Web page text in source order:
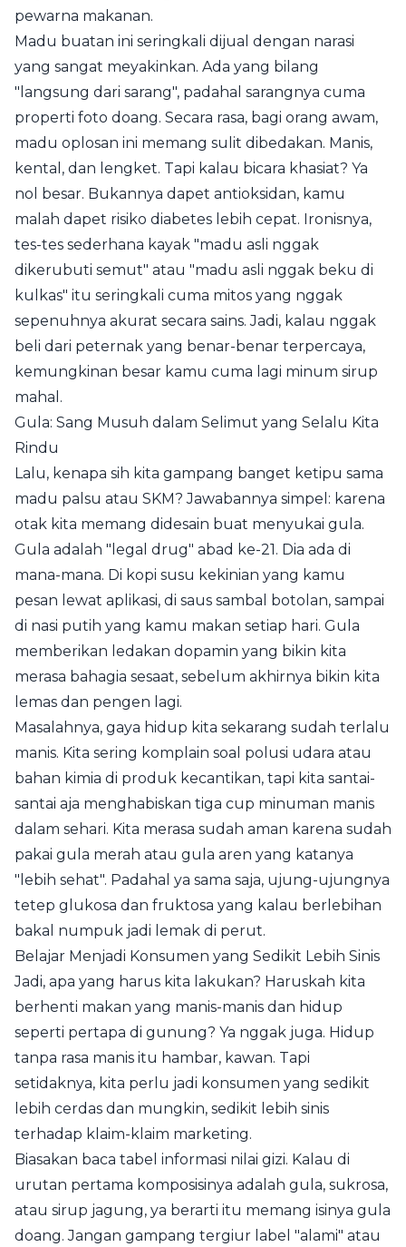
pewarna makanan.
Madu buatan ini seringkali dijual dengan narasi
yang sangat meyakinkan. Ada yang bilang
"langsung dari sarang", padahal sarangnya cuma
properti foto doang. Secara rasa, bagi orang awam,
madu oplosan ini memang sulit dibedakan. Manis,
kental, dan lengket. Tapi kalau bicara khasiat? Ya
nol besar. Bukannya dapet antioksidan, kamu
malah dapet risiko diabetes lebih cepat. Ironisnya,
tes-tes sederhana kayak "madu asli nggak
dikerubuti semut" atau "madu asli nggak beku di
kulkas" itu seringkali cuma mitos yang nggak
sepenuhnya akurat secara sains. Jadi, kalau nggak
beli dari peternak yang benar-benar terpercaya,
kemungkinan besar kamu cuma lagi minum sirup
mahal.
Gula: Sang Musuh dalam Selimut yang Selalu Kita
Rindu
Lalu, kenapa sih kita gampang banget ketipu sama
madu palsu atau SKM? Jawabannya simpel: karena
otak kita memang didesain buat menyukai gula.
Gula adalah "legal drug" abad ke-21. Dia ada di
mana-mana. Di kopi susu kekinian yang kamu
pesan lewat aplikasi, di saus sambal botolan, sampai
di nasi putih yang kamu makan setiap hari. Gula
memberikan ledakan dopamin yang bikin kita
merasa bahagia sesaat, sebelum akhirnya bikin kita
lemas dan pengen lagi.
Masalahnya, gaya hidup kita sekarang sudah terlalu
manis. Kita sering komplain soal polusi udara atau
bahan kimia di produk kecantikan, tapi kita santai-
santai aja menghabiskan tiga cup minuman manis
dalam sehari. Kita merasa sudah aman karena sudah
pakai gula merah atau gula aren yang katanya
"lebih sehat". Padahal ya sama saja, ujung-ujungnya
tetep glukosa dan fruktosa yang kalau berlebihan
bakal numpuk jadi lemak di perut.
Belajar Menjadi Konsumen yang Sedikit Lebih Sinis
Jadi, apa yang harus kita lakukan? Haruskah kita
berhenti makan yang manis-manis dan hidup
seperti pertapa di gunung? Ya nggak juga. Hidup
tanpa rasa manis itu hambar, kawan. Tapi
setidaknya, kita perlu jadi konsumen yang sedikit
lebih cerdas dan mungkin, sedikit lebih sinis
terhadap klaim-klaim marketing.
Biasakan baca tabel informasi nilai gizi. Kalau di
urutan pertama komposisinya adalah gula, sukrosa,
atau sirup jagung, ya berarti itu memang isinya gula
doang. Jangan gampang tergiur label "alami" atau